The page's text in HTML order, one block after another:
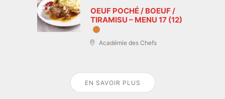
OEUF POCHÉ / BOEUF /
TIRAMISU – MENU 17 (12)
Académie des Chefs
EN SAVOIR PLUS